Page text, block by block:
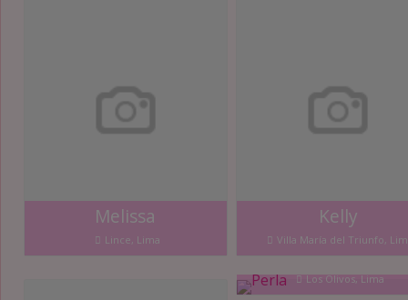
Melissa
Lince, Lima
Kelly
Villa María del Triunfo,
Perla
Los Olivos, Lima